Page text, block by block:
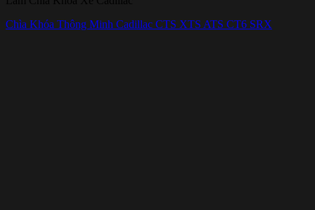
Chìa Khóa Thông Minh Cadillac CTS XTS ATS CT6 SRX